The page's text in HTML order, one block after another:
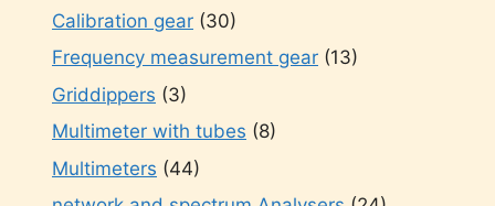
Calibration gear (30)
Frequency measurement gear (13)
Griddippers (3)
Multimeter with tubes (8)
Multimeters (44)